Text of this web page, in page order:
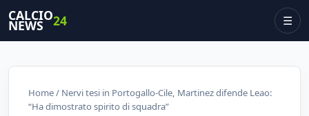
CALCIO
NEWS 24 ☰
Home/ Nervi tesi in Portogallo-Cile, Martinez difende Leao:
“Ha dimostrato spirito di squadra”